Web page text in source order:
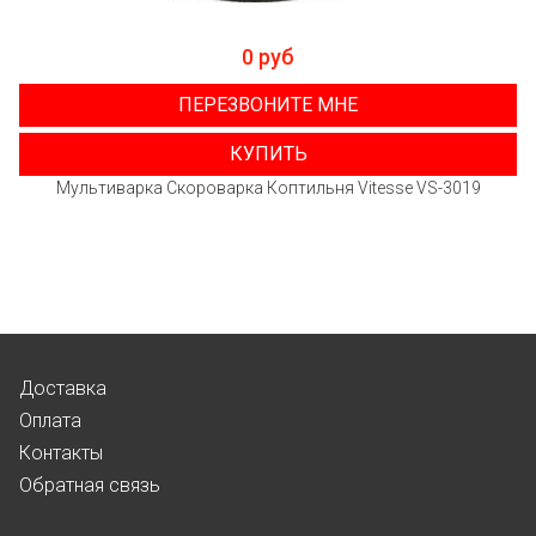
0 руб
ПЕРЕЗВОНИТЕ МНЕ
КУПИТЬ
Мультиварка Скороварка Коптильня Vitesse VS-3019
Доставка
Оплата
Контакты
Обратная связь